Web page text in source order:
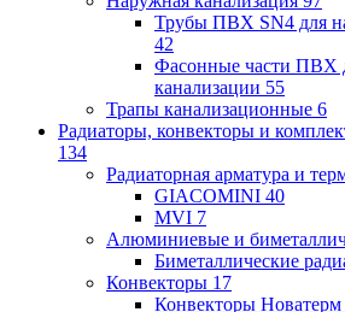
Трубы ПВХ SN4 для
42
Фасонные части ПВХ
канализации 55
Трапы канализационные 6
Радиаторы, конвекторы и
134
Радиаторная арматура и
GIACOMINI 40
MVI 7
Алюминиевые и
Биметаллические
Конвекторы 17
Конвекторы Новатерм